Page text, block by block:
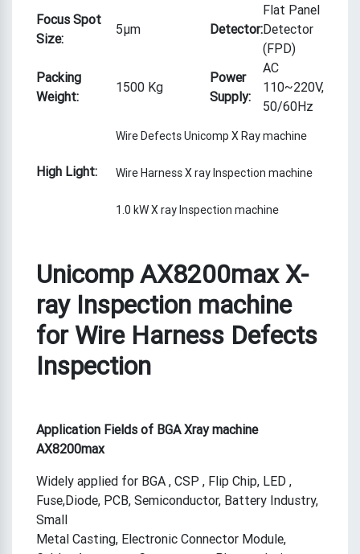
Focus Spot
Size:
5μm Detector:
Flat Panel
Detector
(FPD)
Packing
Weight:
1500 Kg
Power
Supply:
AC
110~220V,
50/60Hz
High Light:
Wire Defects Unicomp X Ray machine
Wire Harness X ray Inspection machine
1.0 kW X ray Inspection machine
Unicomp AX8200max X-
ray Inspection machine
for Wire Harness Defects
Inspection
Application Fields of BGA Xray machine
AX8200max
Widely applied for BGA , CSP , Flip Chip, LED ,
Fuse,Diode, PCB, Semiconductor, Battery Industry,
Small
Metal Casting, Electronic Connector Module,